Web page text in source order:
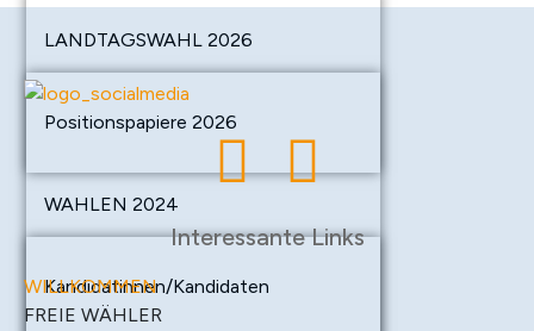
LANDTAGSWAHL 2026
Positionspapiere 2026
WAHLEN 2024
Kandidatinnen/Kandidaten
Interessante Links
WILLKOMMEN
FREIE WÄHLER